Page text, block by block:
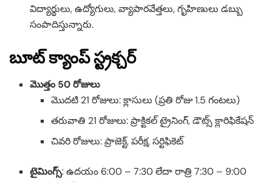
విద్యార్థులు, ఉద్యోగులు, వ్యాపారవేత్తలు, గృహిణులు డబ్బు
సంపాదిస్తున్నారు.
బూట్ క్యాంప్ స్ట్రక్చర్
మొత్తం 50 రోజులు
మొదటి 21 రోజులు: క్లాసులు (ప్రతి రోజు 1.5 గంటలు)
తరువాతి 21 రోజులు: ప్రాక్టికల్ ట్రైనింగ్, డౌట్స్ క్లారిఫికేషన్
చివరి రోజులు: ప్రాజెక్ట్, పరీక్ష, సర్టిఫికెట్
టైమింగ్స్: ఉదయం 6:00 – 7:30 లేదా రాత్రి 7:30 – 9:00